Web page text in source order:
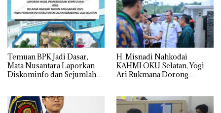
Temuan BPK Jadi Dasar,
Mata Nusantara Laporkan
Diskominfo dan Sejumlah
H. Misnadi Nahkodai
KAHMI OKU Selatan, Yogi
Ari Rukmana Dorong